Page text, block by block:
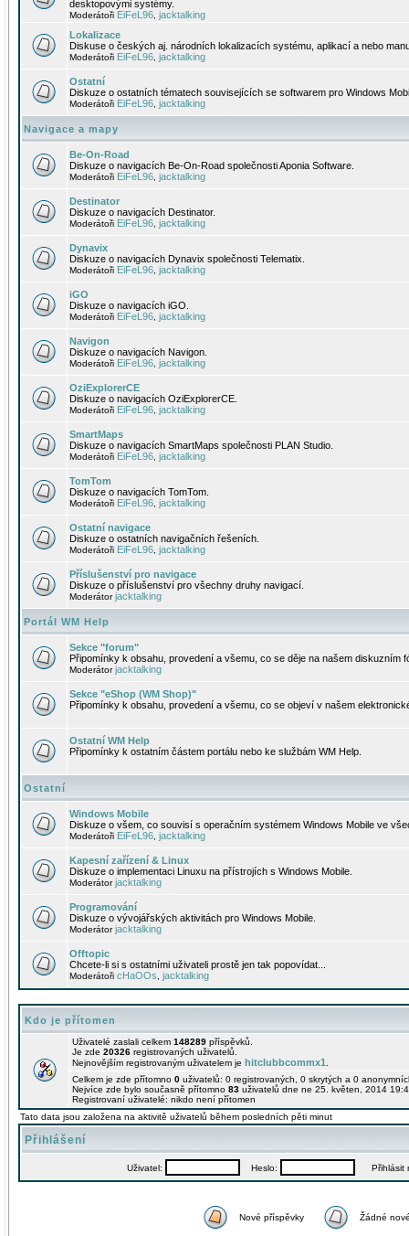
desktopovými systémy.
Moderátoři EiFeL96 jacktalking
Lokalizace
Diskuse o českých aj. národních lokalizacích systému, aplikací a nebo
Moderátoři EiFeL96 jacktalking
Ostatní
Diskuze o ostatních tématech souvisejících se softwarem pro Windows
Moderátoři EiFeL96 jacktalking
Navigace a mapy
Be-On-Road
Diskuze o navigacích Be-On-Road společnosti Aponia Software.
Moderátoři EiFeL96 jacktalking
Destinator
Diskuze o navigacích Destinator.
Moderátoři EiFeL96 jacktalking
Dynavix
Diskuze o navigacích Dynavix společnosti Telematix.
Moderátoři EiFeL96 jacktalking
iGO
Diskuze o navigacích iGO.
Moderátoři EiFeL96 jacktalking
Navigon
Diskuze o navigacích Navigon.
Moderátoři EiFeL96 jacktalking
OziExplorerCE
Diskuze o navigacích OziExplorerCE.
Moderátoři EiFeL96 jacktalking
SmartMaps
Diskuze o navigacích SmartMaps společnosti PLAN Studio.
Moderátoři EiFeL96 jacktalking
TomTom
Diskuze o navigacích TomTom.
Moderátoři EiFeL96 jacktalking
Ostatní navigace
Diskuze o ostatních navigačních řešeních.
Moderátoři EiFeL96 jacktalking
Příslušenství pro navigace
Diskuze o příslušenství pro všechny druhy navigací.
Moderátorjacktalking
Portál WM Help
Sekce "forum"
Připomínky k obsahu, provedení a všemu, co se děje na našem diskuzním
Moderátorjacktalking
Sekce "eShop (WM Shop)"
Připomínky k obsahu, provedení a všemu, co se objeví v našem
Ostatní WM Help
Připomínky k ostatním částem portálu nebo ke službám WM Help.
Ostatní
Windows Mobile
Diskuze o všem, co souvisí s operačním systémem Windows Mobile ve
Moderátoři EiFeL96 jacktalking
Kapesní zařízení & Linux
Diskuze o implementaci Linuxu na přístrojích s Windows Mobile.
Moderátorjacktalking
Programování
Diskuze o vývojářských aktivitách pro Windows Mobile.
Moderátorjacktalking
Offtopic
Chcete-li si s ostatními uživateli prostě jen tak popovídat...
Moderátoři cHaOOs jacktalking
Kdo je přítomen
Uživatelé zaslali celkem 148289 příspěvků.
Je zde 20326 registrovaných uživatelů.
Nejnovějším registrovaným uživatelem je hitclubbcommx1
Celkem je zde přítomno 0 uživatelů: 0 registrovaných, 0 skrytých a 0
Nejvíce zde bylo současně přítomno 83 uživatelů dne ne 25. květen, 2014
Registrovaní uživatelé: nikdo není přítomen
Tato data jsou založena na aktivitě uživatelů během posledních pěti minut
Přihlášení
Uživatel: Heslo: Přihlásit
Nové příspěvky Žádné